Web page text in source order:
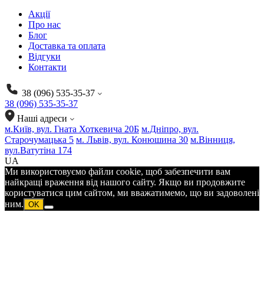
Акції
Про нас
Блог
Доставка та оплата
Відгуки
Контакти
38 (096) 535-35-37
38 (096) 535-35-37
Наші адреси
м.Київ, вул. Гната Хоткевича 20Б м.Дніпро, вул.
Старочумацька 5 м. Львів, вул. Конюшина 30 м.Вінниця,
вул.Ватутіна 174
UA
Ми використовуємо файли cookie, щоб забезпечити вам
найкращі враження від нашого сайту. Якщо ви продовжите
користуватися цим сайтом, ми вважатимемо, що ви задоволені
ним. OK